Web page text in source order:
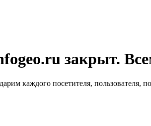
закрыт.
каждого посетителя, пользователя,